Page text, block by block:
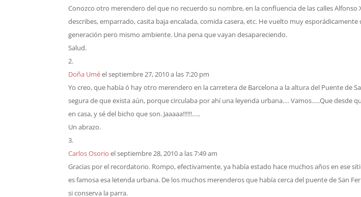
Conozco otro merendero del que no recuerdo su nombre, en la confluencia de las calles Alfonso
describes, emparrado, casita baja encalada, comida casera, etc. He vuelto muy esporádicamente
generación pero mismo ambiente. Una pena que vayan desapareciendo.
Salud.
Doña Uméel septiembre 27, 2010 a las 7:20 pm
Yo creo, que había ó hay otro merendero en la carretera de Barcelona a la altura del Puente de
segura de que exista aún, porque circulaba por ahí una leyenda urbana…. Vamos…..Que desde
en casa, y sé del bicho que son. Jaaaaa!!!!!!…..
Un abrazo.
Carlos Osorio el septiembre 28, 2010 a las 7:49 am
Gracias por el recordatorio. Rompo, efectivamente, ya había estado hace muchos años en ese
es famosa esa letenda urbana. De los muchos merenderos que había cerca del puente de San
si conserva la parra.